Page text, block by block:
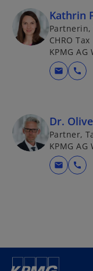
Kathrin
Partnerin,
CHRO Tax
KPMG
mail call
Dr.
Partner,
KPMG
mail call